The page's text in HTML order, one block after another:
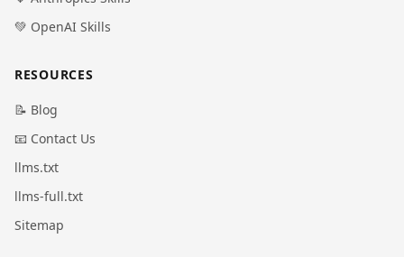
💚 OpenAI Skills
RESOURCES
📝 Blog
📧 Contact Us
llms.txt
llms-full.txt
Sitemap